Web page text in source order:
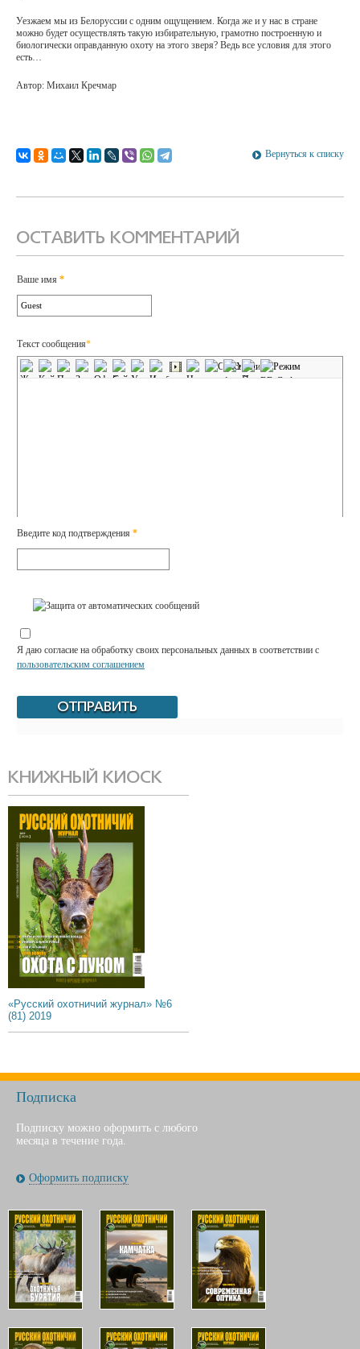
Уезжаем мы из Белоруссии с одним ощущением. Когда же и у нас в стране
можно будет осуществлять такую избирательную, грамотно построенную и
биологически оправданную охоту на этого зверя? Ведь все условия для этого
есть…
Автор: Михаил Кречмар
Вернуться к списку
ОСТАВИТЬ КОММЕНТАРИЙ
Ваше имя *
Текст сообщения*
Введите код подтверждения *
Я даю согласие на обработку своих персональных данных в соответствии с
пользовательским соглашением
КНИЖНЫЙ КИОСК
«Русский охотничий журнал» №6
(81) 2019
Подписка
Подписку можно оформить с любого
месяца в течение года.
Оформить подписку